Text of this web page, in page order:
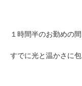
１時間半のお勤めの間
すでに光と温かさに